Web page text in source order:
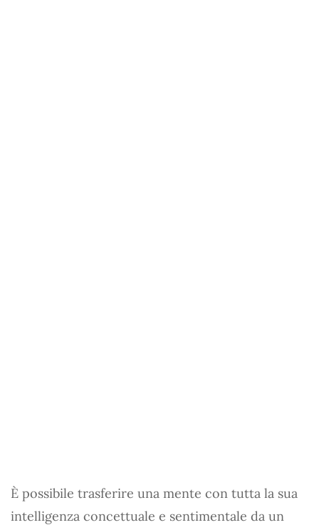
È possibile trasferire una mente con tutta la sua
intelligenza concettuale e sentimentale da un